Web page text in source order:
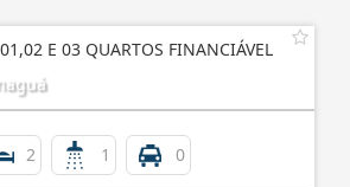
E 03 QUARTOS FINANCIÁVEL
2 1 0